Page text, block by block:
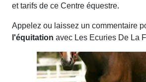
et tarifs de ce Centre équestre.
Appelez ou laissez un commentaire
l'équitation avec Les Ecuries De La